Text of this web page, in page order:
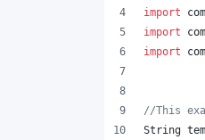
import
com
import
com
import
com
//This
String